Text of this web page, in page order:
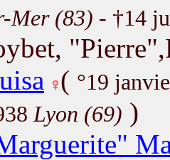
Mer (83) - †14
( °19
Lyon (69) )